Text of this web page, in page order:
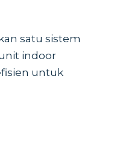
satu sistem
indoor
untuk